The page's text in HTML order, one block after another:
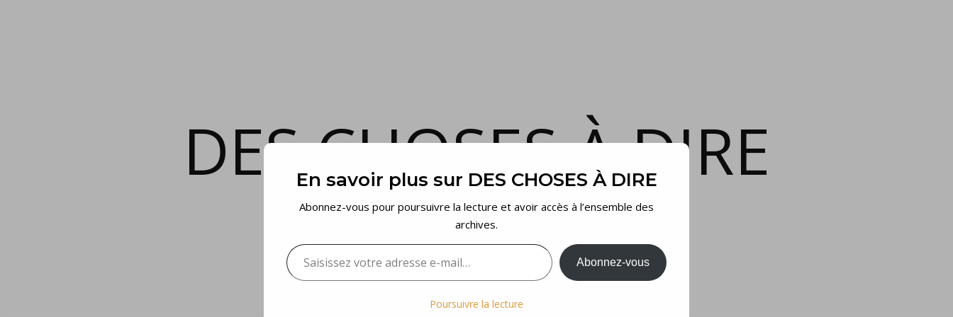
DES CHOSES À DIRE
et voilà…
En savoir plus sur DES CHOSES À DIRE
Abonnez-vous pour poursuivre la lecture et avoir accès à l’ensemble des
archives.
Saisissez votre adresse e-mail…
Abonnez-vous
Poursuivre la lecture